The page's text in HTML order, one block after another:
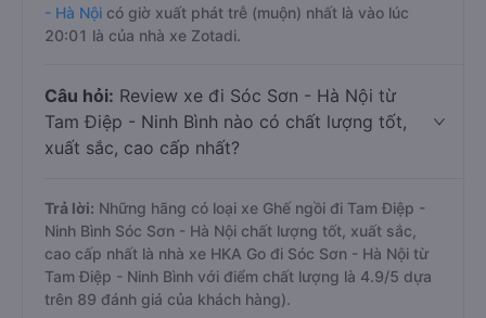
- Hà Nội có giờ xuất phát trễ (muộn) nhất là vào lúc
20:01 là của nhà xe Zotadi.
Câu hỏi: Review xe đi Sóc Sơn - Hà Nội từ
Tam Điệp - Ninh Bình nào có chất lượng tốt,
xuất sắc, cao cấp nhất?
Trả lời: Những hãng có loại xe Ghế ngồi đi Tam Điệp -
Ninh Bình Sóc Sơn - Hà Nội chất lượng tốt, xuất sắc,
cao cấp nhất là nhà xe HKA Go đi Sóc Sơn - Hà Nội từ
Tam Điệp - Ninh Bình với điểm chất lượng là 4.9/5 dựa
trên 89 đánh giá của khách hàng).